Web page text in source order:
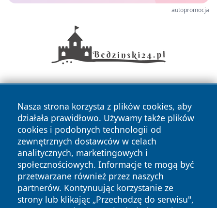
autopromocja
Nasza strona korzysta z plików cookies, aby
działała prawidłowo. Używamy także plików
cookies i podobnych technologii od
zewnętrznych dostawców w celach
analitycznych, marketingowych i
społecznościowych. Informacje te mogą być
przetwarzane również przez naszych
partnerów. Kontynuując korzystanie ze
strony lub klikając „Przechodzę do serwisu",
Copyright © 2026 wrotatarnowa.pl Wszystkie prawa
zastrzeżone.
News Autorzy
Polityka
Prywatności
Polityka
Cookies